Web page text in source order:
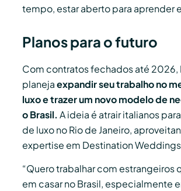
tempo, estar aberto para aprender
Planos para o futuro
Com contratos fechados até 2026,
planejaexpandir seu trabalho no
luxo e trazer um novo modelo de
o Brasil. A ideia é atrair italianos
de luxo no Rio de Janeiro,
expertise em Destination
“Quero trabalhar com estrangeiros
em casar no Brasil, especialmente